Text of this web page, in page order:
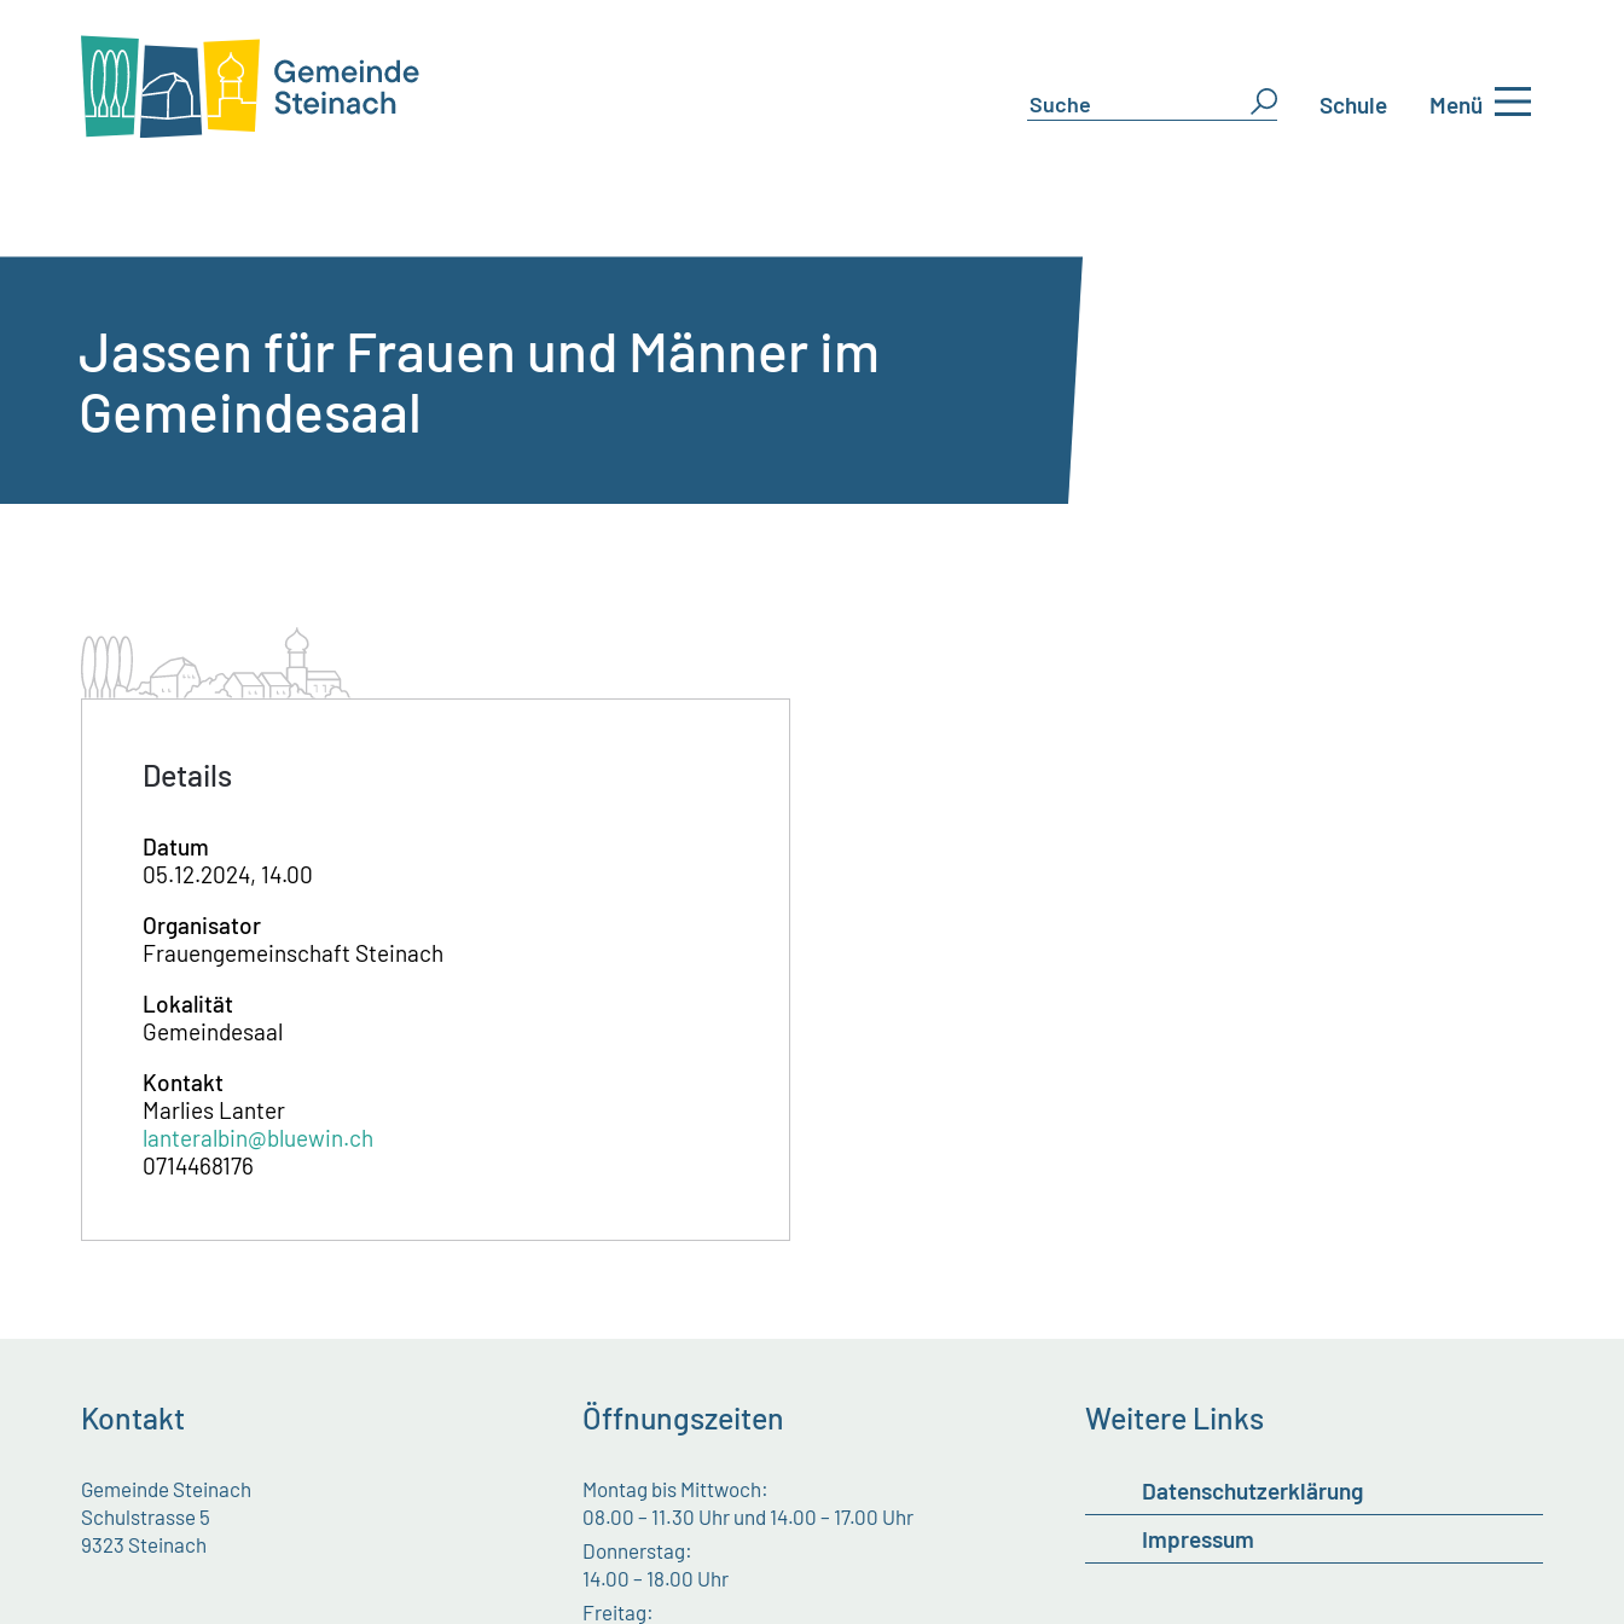
Schule Menü
Jassen für Frauen und Männer im
Gemeindesaal
Details
Datum
05.12.2024, 14.00
Organisator
Frauengemeinschaft Steinach
Lokalität
Gemeindesaal
Kontakt
Marlies Lanter
lanteralbin@bluewin.ch
0714468176
Kontakt
Gemeinde Steinach
Schulstrasse 5
9323 Steinach
Öffnungszeiten
Montag bis Mittwoch:
08.00 – 11.30 Uhr und 14.00 – 17.00 Uhr
Donnerstag:
14.00 – 18.00 Uhr
Freitag:
Weitere Links
Datenschutzerklärung
Impressum